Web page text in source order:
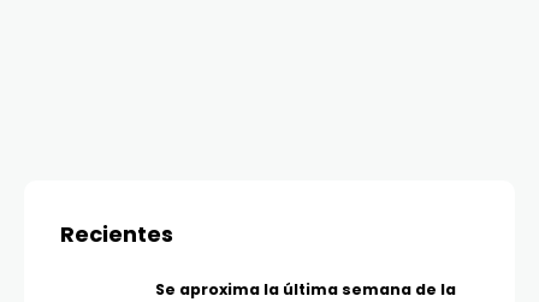
Recientes
Se aproxima la última semana de la